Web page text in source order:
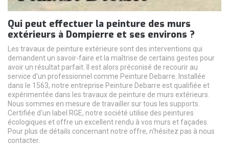
Qui peut effectuer la peinture des murs
extérieurs à Dompierre et ses environs ?
Les travaux de peinture extérieure sont des interventions qui
demandent un savoir-faire et la maîtrise de certains gestes pour
avoir un résultat parfait. Il est alors préconisé de recourir au
service d'un professionnel comme Peinture Debarre. Installée
dans le 1563, notre entreprise Peinture Debarre est qualifiée et
expérimentée dans les travaux de peinture de murs extérieurs.
Nous sommes en mesure de travailler sur tous les supports.
Certifiée d'un label RGE, notre société utilise des peintures
écologiques et offre un excellent rendu à vos murs et façades.
Pour plus de détails concernant notre offre, n'hésitez pas à nous
contacter.